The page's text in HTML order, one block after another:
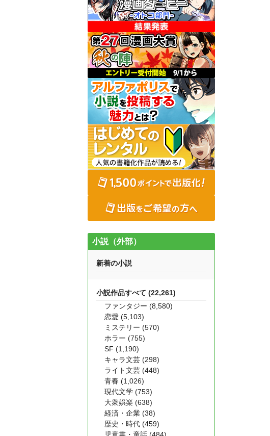
小説（外部）
新着の小説
小説作品すべて (22,261)
ファンタジー (8,580)
恋愛 (5,103)
ミステリー (570)
ホラー (755)
SF (1,190)
キャラ文芸 (298)
ライト文芸 (448)
青春 (1,026)
現代文学 (753)
大衆娯楽 (638)
経済・企業 (38)
歴史・時代 (459)